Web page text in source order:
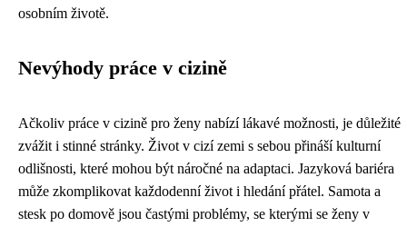
osobním životě.
Nevýhody práce v cizině
Ačkoliv práce v cizině pro ženy nabízí lákavé možnosti, je důležité
zvážit i stinné stránky. Život v cizí zemi s sebou přináší kulturní
odlišnosti, které mohou být náročné na adaptaci. Jazyková bariéra
může zkomplikovat každodenní život i hledání přátel. Samota a
stesk po domově jsou častými problémy, se kterými se ženy v